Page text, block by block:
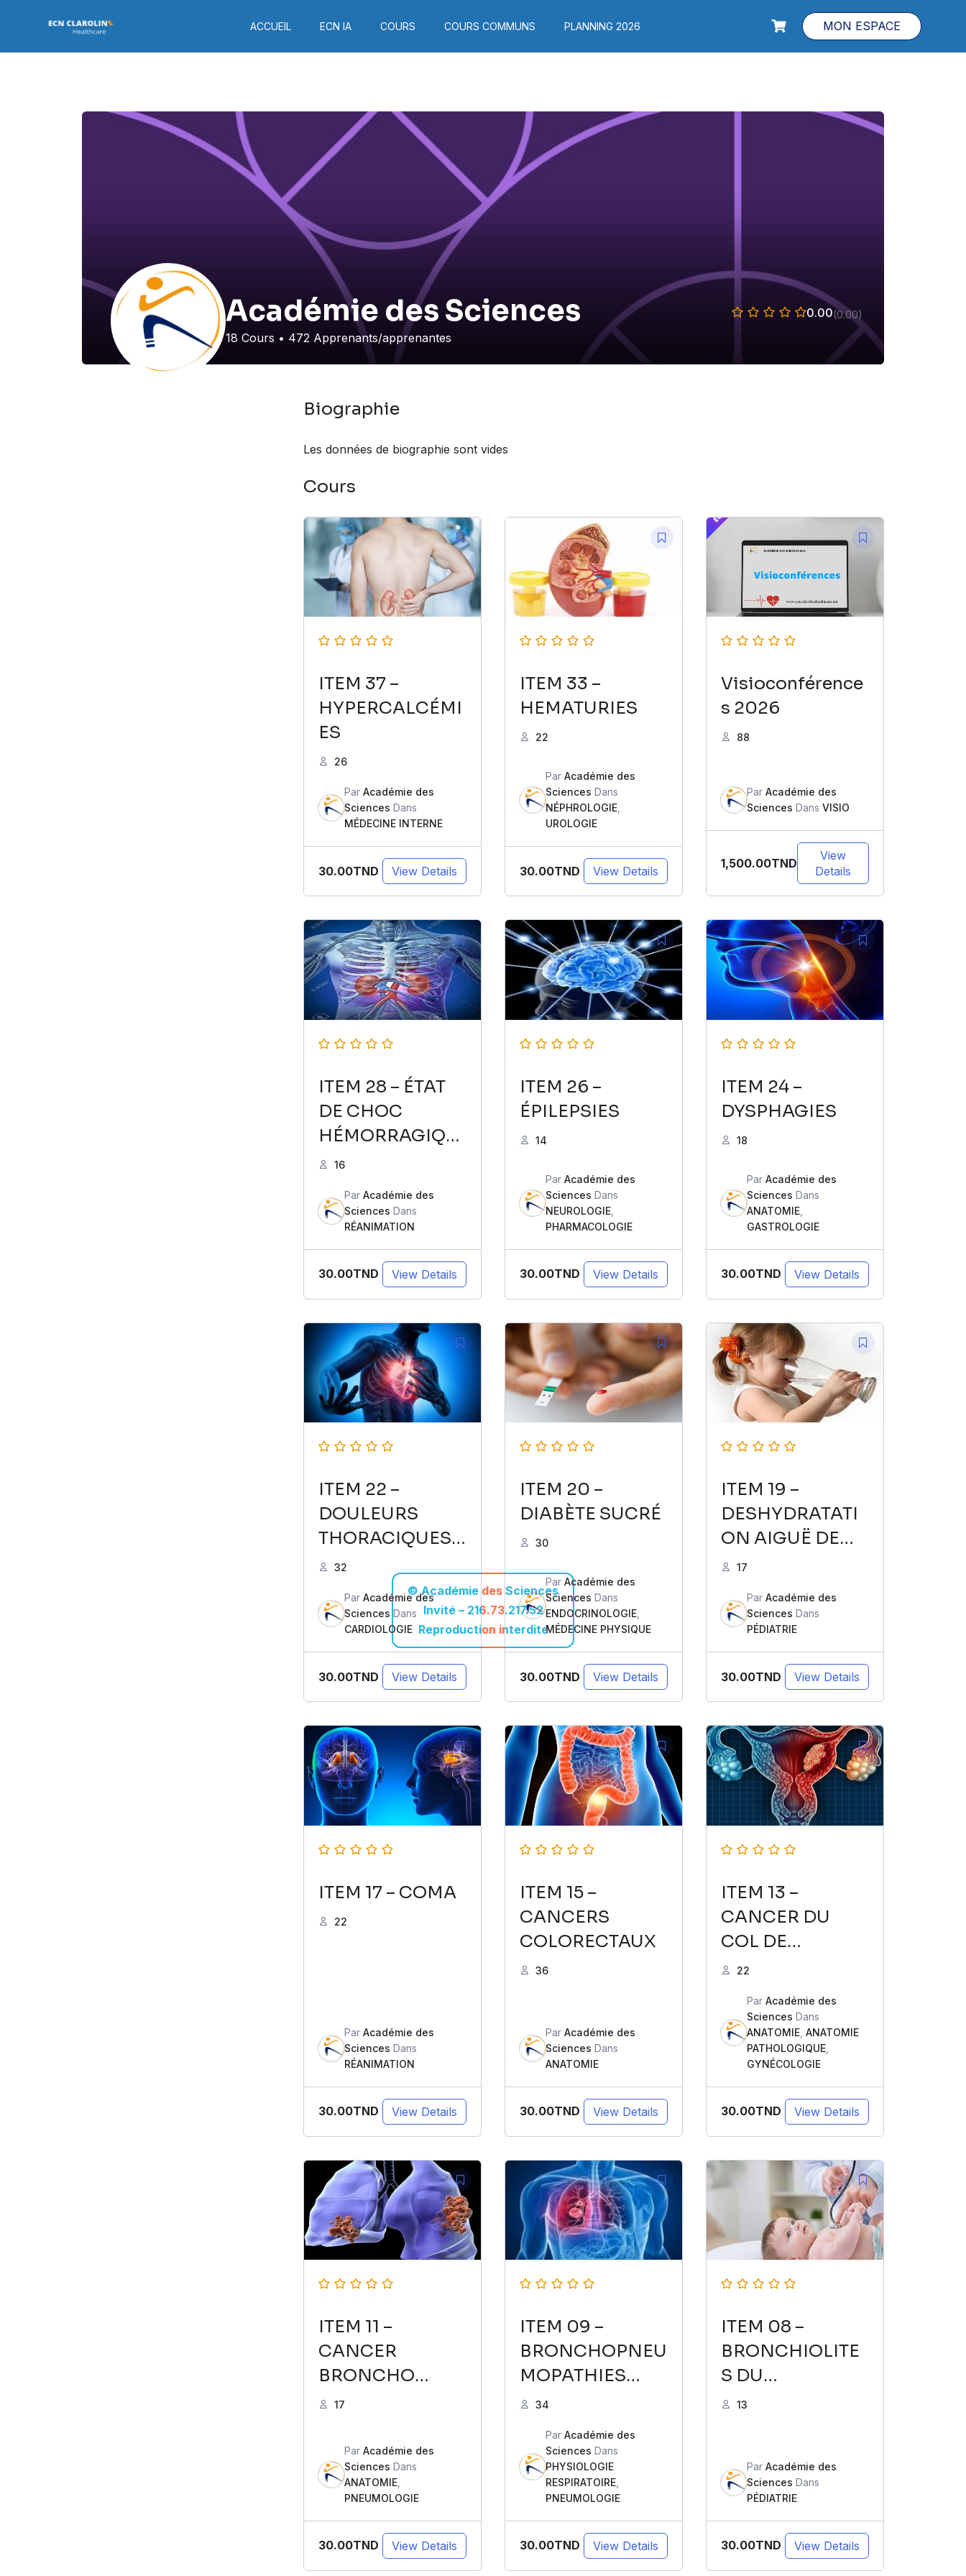
ACCUEIL ECN IA COURS COURS COMMUNS PLANNING 2026 MON ESPACE
Académie des Sciences
18 Cours • 472 Apprenants/apprenantes
0.00(0.00)
Biographie
Les données de biographie sont vides
Cours
ITEM 37 –
HYPERCALCÉMI
ES
26
Par Académie des
Sciences Dans
MÉDECINE INTERNE
30.00TND View Details
ITEM 33 –
HEMATURIES
22
Par Académie des
Sciences Dans
NÉPHROLOGIE
UROLOGIE
30.00TND View Details
Visioconférence
s 2026
88
Par Académie des
Sciences Dans VISIO
1,500.00TND
View
Details
ITEM 28 – ÉTAT
DE CHOC
HÉMORRAGIQU
E
16
Par Académie des
Sciences Dans
RÉANIMATION
30.00TND View Details
ITEM 26 –
ÉPILEPSIES
14
Par Académie des
Sciences Dans
NEUROLOGIE
PHARMACOLOGIE
30.00TND View Details
ITEM 24 –
DYSPHAGIES
18
Par Académie des
Sciences Dans
ANATOMIE
GASTROLOGIE
30.00TND View Details
ITEM 22 –
DOULEURS
THORACIQUES
AIGUES
32
Par Académie des
Sciences Dans
CARDIOLOGIE
30.00TND View Details
ITEM 20 –
DIABÈTE SUCRÉ
30
Par Académie des
Sciences Dans
ENDOCRINOLOGIE
MÉDECINE PHYSIQUE
30.00TND View Details
ITEM 19 –
DESHYDRATATI
ON AIGUË DE
L’ENFANT
17
Par Académie des
Sciences Dans
PÉDIATRIE
30.00TND View Details
ITEM 17 – COMA
22
Par Académie des
Sciences Dans
RÉANIMATION
30.00TND View Details
ITEM 15 –
CANCERS
COLORECTAUX
36
Par Académie des
Sciences Dans
ANATOMIE
30.00TND View Details
ITEM 13 –
CANCER DU
COL DE
L’UTERUS
22
Par Académie des
Sciences Dans
ANATOMIE ANATOMIE
PATHOLOGIQUE
GYNÉCOLOGIE
30.00TND View Details
ITEM 11 –
CANCER
BRONCHO
PULMONAIRE
17
Par Académie des
Sciences Dans
ANATOMIE
PNEUMOLOGIE
30.00TND View Details
ITEM 09 –
BRONCHOPNEU
MOPATHIES
CHRONIQUES
34
Par Académie des
Sciences Dans
PHYSIOLOGIE
RESPIRATOIRE
PNEUMOLOGIE
30.00TND View Details
ITEM 08 –
BRONCHIOLITE
S DU
NOURRISSON
13
Par Académie des
Sciences Dans
PÉDIATRIE
30.00TND View Details
© Académie des Sciences
Invité – 216.73.217.52
Reproduction interdite